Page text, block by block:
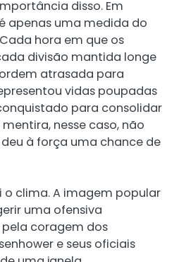
disso. Em
apenas uma medida do
hora em que os
divisão mantida longe
atrasada para
vidas poupadas
para consolidar
nesse caso, não
à força uma chance de
o clima. A imagem popular
uma ofensiva
coragem dos
e seus oficiais